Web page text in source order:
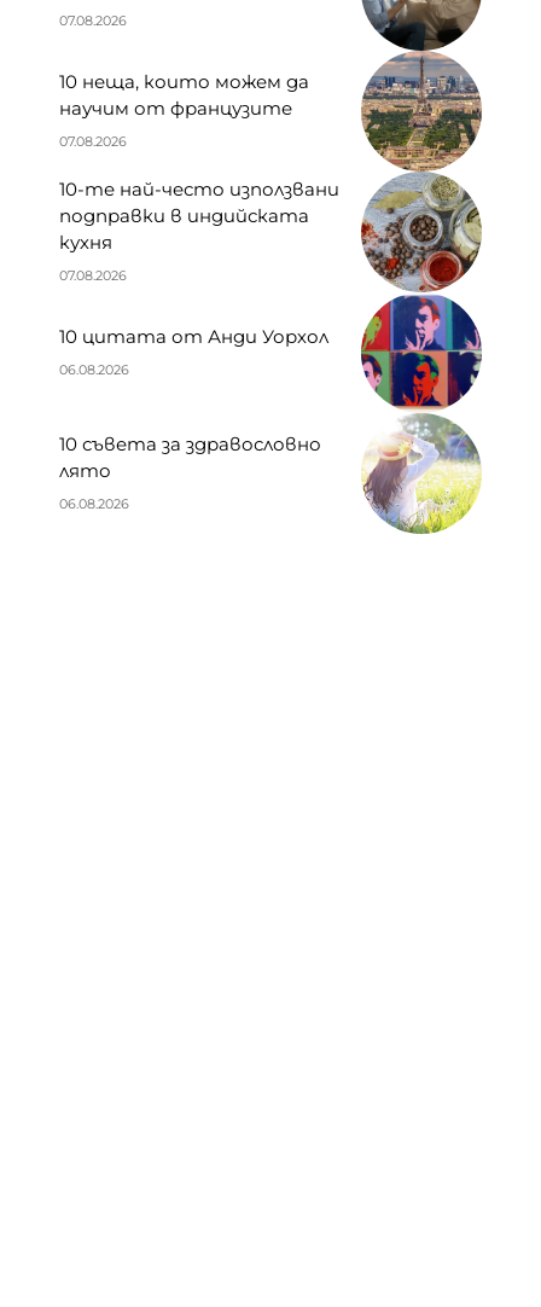
07.08.2026
10 неща, които можем да
научим от французите
07.08.2026
10-те най-често използвани
подправки в индийската
кухня
07.08.2026
10 цитата от Анди Уорхол
06.08.2026
10 съвета за здравословно
лято
06.08.2026